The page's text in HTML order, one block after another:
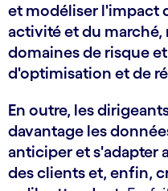
et modéliser l'impact
activité et du
domaines de risque
d'optimisation et de
En outre, les
davantage les
anticiper et s'adapter
des clients et, enfin,